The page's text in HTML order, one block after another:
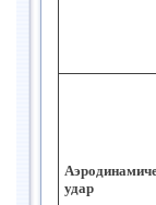
удар